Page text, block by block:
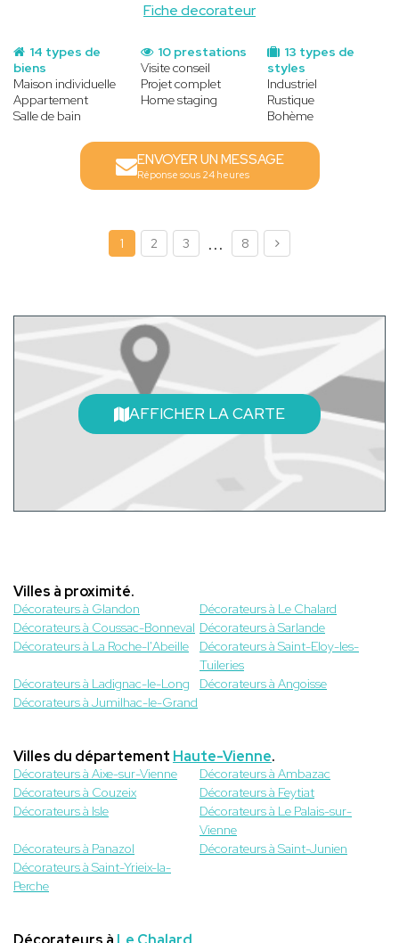
Fiche decorateur
14 types de
biens
Maison individuelle
Appartement
Salle de bain
13 types de
styles
Industriel
Rustique
Bohème
10 prestations
Visite conseil
Projet complet
Home staging
ENVOYER UN MESSAGE
Réponse sous 24 heures
1 2 3 ... 8
AFFICHER LA CARTE
Villes à proximité.
Décorateurs à Glandon
Décorateurs à Le Chalard
Décorateurs à Coussac-Bonneval Décorateurs à Sarlande
Décorateurs à La Roche-l'Abeille
Décorateurs à Saint-Eloy-les-
Tuileries
Décorateurs à Ladignac-le-Long
Décorateurs à Angoisse
Décorateurs à Jumilhac-le-Grand
Villes du département Haute-Vienne.
Décorateurs à Aixe-sur-Vienne
Décorateurs à Ambazac
Décorateurs à Couzeix
Décorateurs à Feytiat
Décorateurs à Isle
Décorateurs à Le Palais-sur-
Vienne
Décorateurs à Panazol
Décorateurs à Saint-Junien
Décorateurs à Saint-Yrieix-la-
Perche